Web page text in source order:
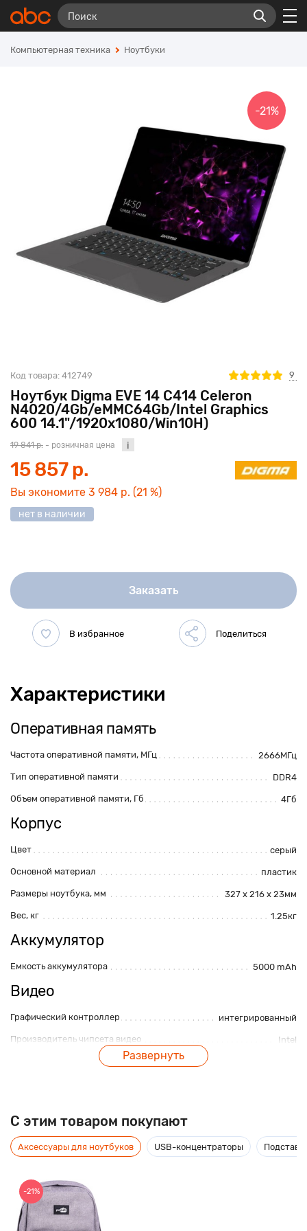
Компьютерная техника Ноутбуки
Ноутбук Digma EVE 14 C414 Celeron
N4020/4Gb/eMMC64Gb/Intel Graphics
600 14.1"/1920x1080/Win10H)
Код товара: 412749 9
-21%
19 841 р. - розничная цена
15 857 р.
Вы экономите 3 984 р. (21 %)
нет в наличии
Заказать
Характеристики
Оперативная память
Частота оперативной памяти, МГц 2666МГц
Тип оперативной памяти DDR4
Объем оперативной памяти, Гб 4Гб
Корпус
Цвет серый
Основной материал пластик
Размеры ноутбука, мм 327 х 216 х 23мм
Вес, кг 1.25кг
Аккумулятор
Емкость аккумулятора 5000 mAh
Видео
Графический контроллер интегрированный
Производитель чипсета видео Intel
Серия графического контроллера
Мультимедиа
Камера есть
Картридер
Оптический привод
Развернуть
C этим товаром покупают
Аксессуары для ноутбуков USB-концентраторы
-21%